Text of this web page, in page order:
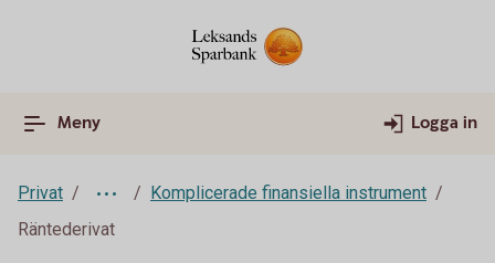
Meny Logga in
Privat
Komplicerade finansiella instrument
Räntederivat